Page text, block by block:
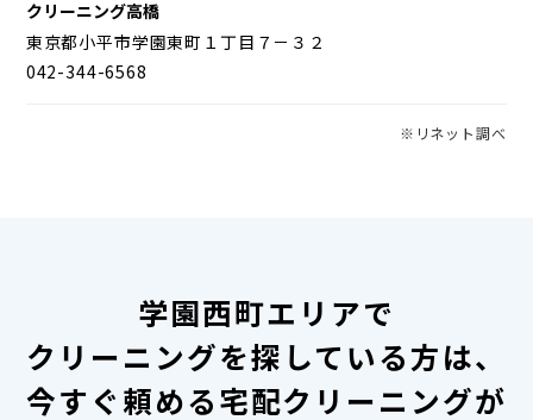
クリーニング高橋
東京都小平市学園東町１丁目７－３２
042-344-6568
※リネット調べ
学園西町エリアで
クリーニングを探している方は、
今すぐ頼める宅配クリーニングが